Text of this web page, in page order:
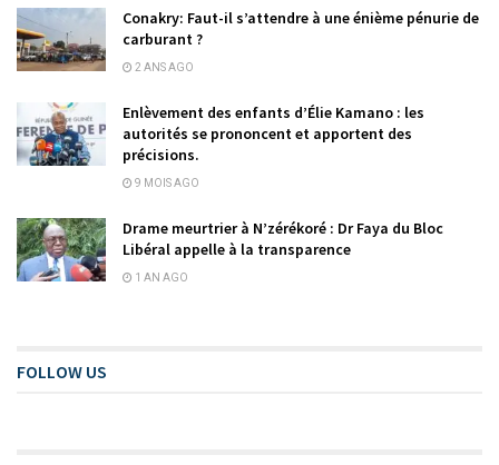
Conakry: Faut-il s’attendre à une énième pénurie de
carburant ?
2 ANS AGO
Enlèvement des enfants d’Élie Kamano : les
autorités se prononcent et apportent des
précisions.
9 MOIS AGO
Drame meurtrier à N’zérékoré : Dr Faya du Bloc
Libéral appelle à la transparence
1 AN AGO
FOLLOW US